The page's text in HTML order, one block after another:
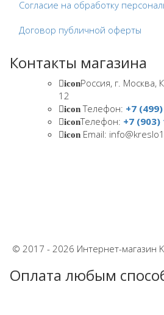
Согласие на обработку
Договор публичной оферты
Контакты магазина
iconРоссия, г. Москва,
12
iconТелефон: +7
iconТелефон: +7 (903)
icon Email:
© 2017 - 2026 Интернет-магазин
Оплата любым